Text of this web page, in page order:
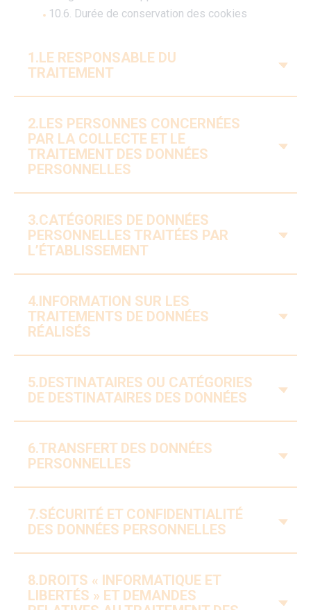
10.6. Durée de conservation des cookies
1.LE RESPONSABLE DU
TRAITEMENT
2.LES PERSONNES CONCERNÉES
PAR LA COLLECTE ET LE
TRAITEMENT DES DONNÉES
PERSONNELLES
3.CATÉGORIES DE DONNÉES
PERSONNELLES TRAITÉES PAR
L’ÉTABLISSEMENT
4.INFORMATION SUR LES
TRAITEMENTS DE DONNÉES
RÉALISÉS
5.DESTINATAIRES OU CATÉGORIES
DE DESTINATAIRES DES DONNÉES
6.TRANSFERT DES DONNÉES
PERSONNELLES
7.SÉCURITÉ ET CONFIDENTIALITÉ
DES DONNÉES PERSONNELLES
8.DROITS « INFORMATIQUE ET
LIBERTÉS » ET DEMANDES